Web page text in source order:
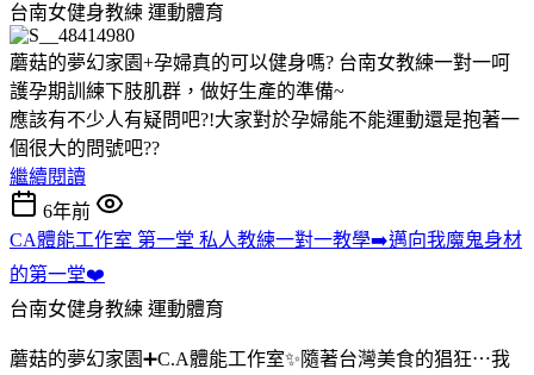
台南女健身教練 運動體育
蘑菇的夢幻家園+孕婦真的可以健身嗎? 台南女教練一對一呵
護孕期訓練下肢肌群，做好生產的準備~
應該有不少人有疑問吧?!大家對於孕婦能不能運動還是抱著一
個很大的問號吧??
繼續閱讀
6年前
CA體能工作室 第一堂 私人教練一對一教學➡️邁向我魔鬼身材
的第一堂❤️
台南女健身教練 運動體育
蘑菇的夢幻家園➕C.A體能工作室✨隨著台灣美食的猖狂⋯我